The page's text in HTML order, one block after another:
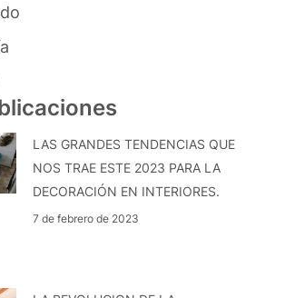
LAS GRANDES TENDENCIAS QUE
NOS TRAE ESTE 2023 PARA LA
DECORACIÓN EN INTERIORES.
7 de febrero de 2023